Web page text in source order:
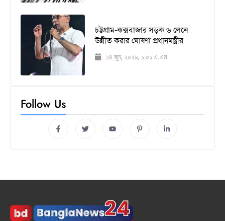
চট্টগ্রাম-কক্সবাজার সড়ক ৬ লেনে
উন্নীত করার ঘোষণা প্রধানমন্ত্রীর
১৪ জুন, ২০২৬, ১:০১ এ.এম
Follow Us